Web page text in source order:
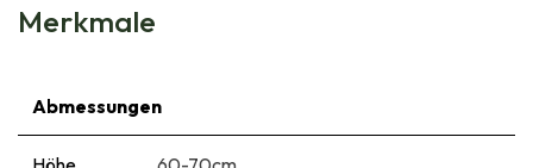
Merkmale
Abmessungen